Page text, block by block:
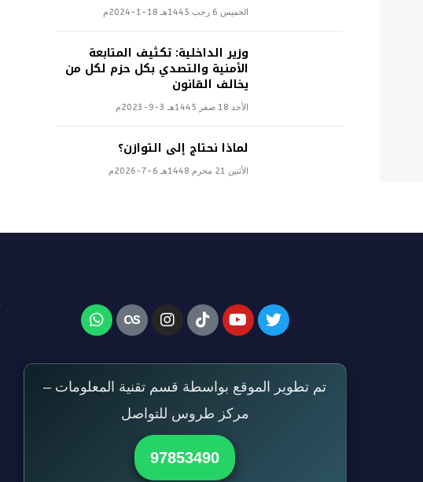
الخميس 6 رجب 1445هـ 18-1-2024م
وزير الداخلية: تكثيف المتابعة
الأمنية والتصدي بكل حزم لكل من
يخالف القانون
الأحد 18 صفر 1445هـ 3-9-2023م
لماذا نحتاج إلى التوازن؟
الأثنين 21 محرم 1448هـ 6-7-2026م
تم تطوير الموقع بواسطة قسم تقنية المعلومات –
مركز طروس للتواصل
97853490